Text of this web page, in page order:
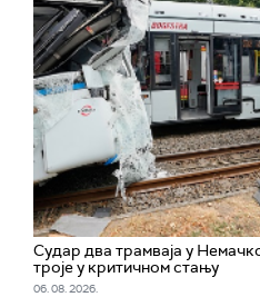
Судар два трамваја у
троје у критичном стању
06. 08. 2026.